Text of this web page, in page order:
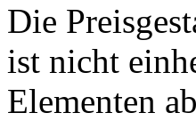
Die
ist nicht
Elementen